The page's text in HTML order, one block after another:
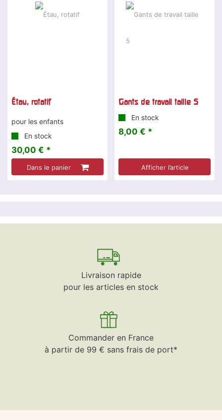
Étau, rotatif
pour les enfants
En stock
30,00 € *
Dans le panier
Gants de travail taille 5
En stock
8,00 € *
Afficher l’article
Livraison rapide
pour les articles en stock
Commander en France
à partir de 99 € sans frais de port*